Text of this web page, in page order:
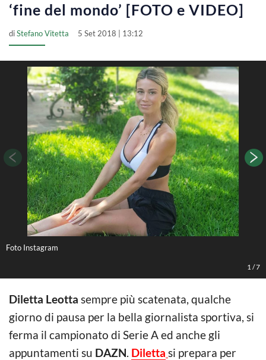
‘fine del mondo’ [FOTO e VIDEO]
diStefano Vitetta 5 Set 2018 | 13:12
Foto Instagram
1 /7
Diletta Leotta sempre più scatenata, qualche
giorno di pausa per la bella giornalista sportiva, si
ferma il campionato di Serie A ed anche gli
appuntamenti su DAZN. Diletta si prepara per